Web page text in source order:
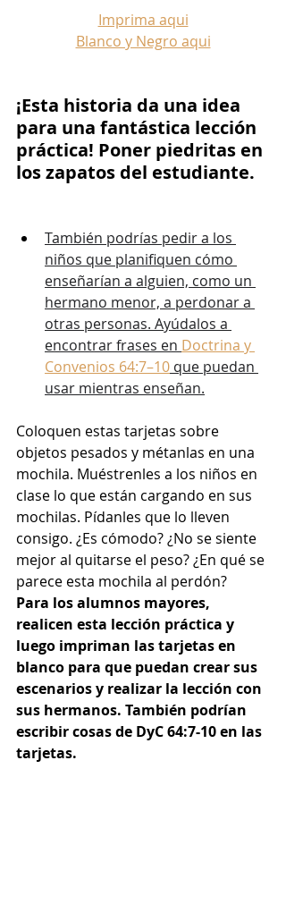
Imprima aqui
Blanco y Negro aqui
¡Esta historia da una idea
para una fantástica lección
práctica! Poner piedritas en
los zapatos del estudiante.
También podrías pedir a los
niños que planifiquen cómo
enseñarían a alguien, como un
hermano menor, a perdonar a
otras personas. Ayúdalos a
encontrar frases en Doctrina y
Convenios 64:7–10 que puedan
usar mientras enseñan.
Coloquen estas tarjetas sobre
objetos pesados ​​y métanlas en una
mochila. Muéstrenles a los niños en
clase lo que están cargando en sus
mochilas. Pídanles que lo lleven
consigo. ¿Es cómodo? ¿No se siente
mejor al quitarse el peso? ¿En qué se
parece esta mochila al perdón?
Para los alumnos mayores,
realicen esta lección práctica y
luego impriman las tarjetas en
blanco para que puedan crear sus
escenarios y realizar la lección con
sus hermanos. También podrían
escribir cosas de DyC 64:7-10 en las
tarjetas.